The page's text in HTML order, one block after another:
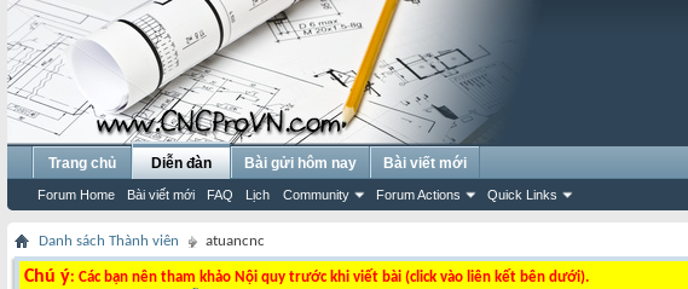
Trang chủ Diễn đàn
Forum Home Bài viết mới FAQ Lịch Community Forum Actions Quick Links
Bài gửi hôm nay Bài viết mới
Danh sách Thành viên atuancnc
Chú ý: Các bạn nên tham khảo Nội quy trước khi viết bài (click vào liên kết bên dưới).